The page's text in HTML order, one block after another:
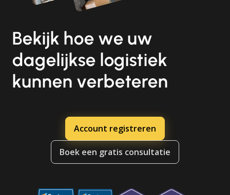
Bekijk hoe we uw
dagelijkse logistiek
kunnen verbeteren
Account registreren
Boek een gratis consultatie